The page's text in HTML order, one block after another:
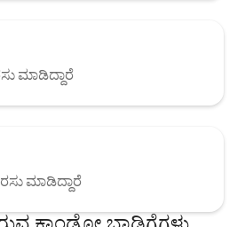
ಮಾಡಿದ್ದಾರೆ
ಮಾಡಿದ್ದಾರೆ